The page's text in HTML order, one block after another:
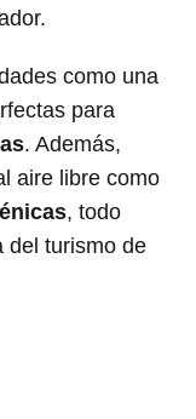
como una
para
. Además,
aire libre como
, todo
del turismo de